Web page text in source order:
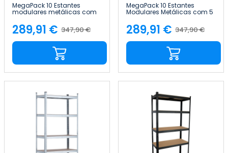
MegaPack 10 Estantes
modulares metálicas com
prateadas, 90 x 40 x 180 cm
7house
Preço
normal
347,90 €
Preço
289,91 €
MegaPack 10 Estantes
Modulares Metálicas com 5
40 x 180 cm 7house
Preço
normal
347,90 €
Preço
289,91 €